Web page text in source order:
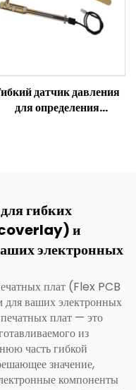
датчик давления
для определения
индивидуальные
размеры для системы
напоминания о
пристёгивании ремнём
безопасности на передних
и задних сиденьях
гибких
coverlay) и
электронных
плат (Flex PCB
ваших электронных
плат — это
из
часть гибкой
значение,
компоненты